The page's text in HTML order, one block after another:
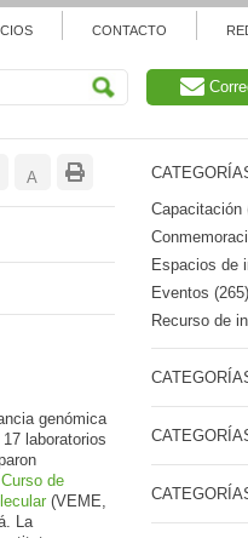
CONTACTO
A Reducir
genómica
laboratorios
de
(VEME,
La
Capacitación
Espacios de
Eventos (265)
Recurso de